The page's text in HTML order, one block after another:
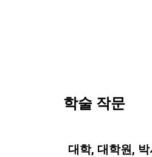
학술 작문
대학, 대학원,